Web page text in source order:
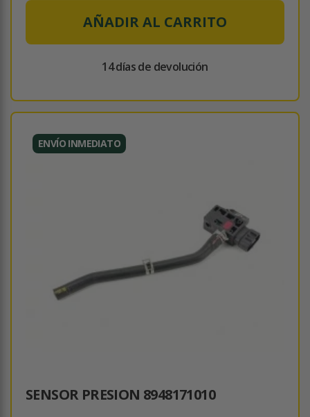
AÑADIR AL CARRITO
14 días de devolución
ENVÍO INMEDIATO
SENSOR PRESION 8948171010